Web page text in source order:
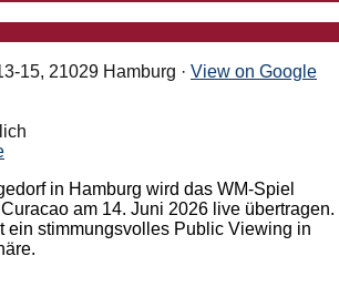
15, 21029 Hamburg · View on Google
in Hamburg wird das WM-Spiel
am 14. Juni 2026 live übertragen.
ein stimmungsvolles Public Viewing in